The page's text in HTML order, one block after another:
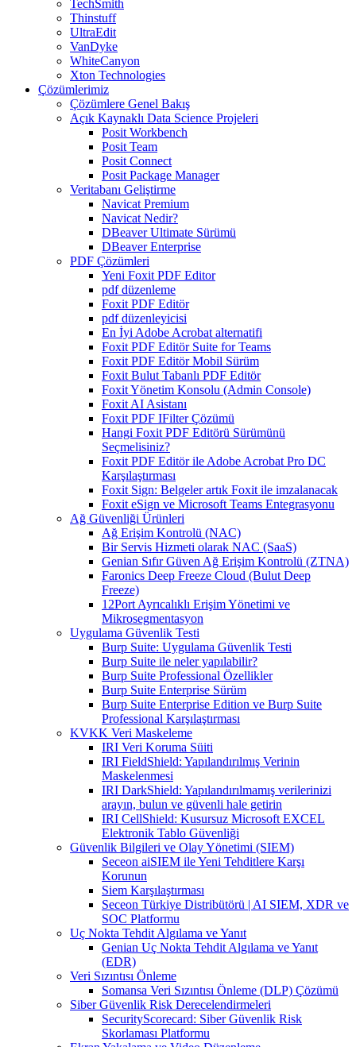
TechSmith
Thinstuff
UltraEdit
VanDyke
WhiteCanyon
Xton Technologies
Çözümlerimiz
Çözümlere Genel Bakış
Açık Kaynaklı Data Science Projeleri
Posit Workbench
Posit Team
Posit Connect
Posit Package Manager
Veritabanı Geliştirme
Navicat Premium
Navicat Nedir?
DBeaver Ultimate Sürümü
DBeaver Enterprise
PDF Çözümleri
Yeni Foxit PDF Editor
pdf düzenleme
Foxit PDF Editör
pdf düzenleyicisi
En İyi Adobe Acrobat alternatifi
Foxit PDF Editör Suite for Teams
Foxit PDF Editör Mobil Sürüm
Foxit Bulut Tabanlı PDF Editör
Foxit Yönetim Konsolu (Admin Console)
Foxit AI Asistanı
Foxit PDF IFilter Çözümü
Hangi Foxit PDF Editörü Sürümünü
Seçmelisiniz?
Foxit PDF Editör ile Adobe Acrobat Pro DC
Karşılaştırması
Foxit Sign: Belgeler artık Foxit ile imzalanacak
Foxit eSign ve Microsoft Teams Entegrasyonu
Ağ Güvenliği Ürünleri
Ağ Erişim Kontrolü (NAC)
Bir Servis Hizmeti olarak NAC (SaaS)
Genian Sıfır Güven Ağ Erişim Kontrolü (ZTNA)
Faronics Deep Freeze Cloud (Bulut Deep
Freeze)
12Port Ayrıcalıklı Erişim Yönetimi ve
Mikrosegmentasyon
Uygulama Güvenlik Testi
Burp Suite: Uygulama Güvenlik Testi
Burp Suite ile neler yapılabilir?
Burp Suite Professional Özellikler
Burp Suite Enterprise Sürüm
Burp Suite Enterprise Edition ve Burp Suite
Professional Karşılaştırması
KVKK Veri Maskeleme
IRI Veri Koruma Süiti
IRI FieldShield: Yapılandırılmış Verinin
Maskelenmesi
IRI DarkShield: Yapılandırılmamış verilerinizi
arayın, bulun ve güvenli hale getirin
IRI CellShield: Kusursuz Microsoft EXCEL
Elektronik Tablo Güvenliği
Güvenlik Bilgileri ve Olay Yönetimi (SIEM)
Seceon aiSIEM ile Yeni Tehditlere Karşı
Korunun
Siem Karşılaştırması
Seceon Türkiye Distribütörü | AI SIEM, XDR ve
SOC Platformu
Uç Nokta Tehdit Algılama ve Yanıt
Genian Uç Nokta Tehdit Algılama ve Yanıt
(EDR)
Veri Sızıntısı Önleme
Somansa Veri Sızıntısı Önleme (DLP) Çözümü
Siber Güvenlik Risk Derecelendirmeleri
SecurityScorecard: Siber Güvenlik Risk
Skorlaması Platformu